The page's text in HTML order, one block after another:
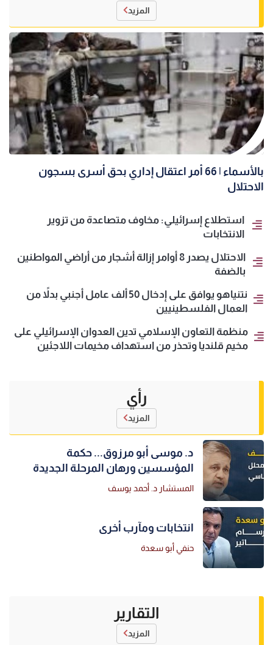
المزيد
بالأسماء | 66 أمر اعتقال إداري بحق أسرى بسجون
الاحتلال
استطلاع إسرائيلي: مخاوف متصاعدة من تزوير
الانتخابات
الاحتلال يصدر 8 أوامر إزالة أشجار من أراضي المواطنين
بالضفة
نتنياهو يوافق على إدخال 50 ألف عامل أجنبي بدلاً من
العمال الفلسطينيين
منظمة التعاون الإسلامي تدين العدوان الإسرائيلي على
مخيم قلنديا وتحذر من استهداف مخيمات اللاجئين
رأي
المزيد
د. موسى أبو مرزوق... حكمة
المؤسسين ورهان المرحلة الجديدة
المستشار د. أحمد يوسف
انتخابات ومآرب أخرى
حنفي أبو سعدة
التقارير
المزيد